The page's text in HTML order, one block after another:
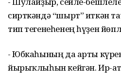
сирткәндә “шырт” иткән
тип тегенеһенең һүҙен
- Юбкаһының да арты
йырыҡлыһын кейгән. Ир-